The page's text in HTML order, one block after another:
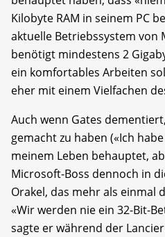
Kilobyte RAM in seinem PC
aktuelle Betriebssystem von
benötigt mindestens 2
ein komfortables Arbeiten
eher mit einem Vielfachen
Auch wenn Gates
gemacht zu haben («Ich
meinem Leben behauptet,
Microsoft-Boss dennoch in
Orakel, das mehr als einmal
«Wir werden nie ein 32-Bit-
sagte er während der